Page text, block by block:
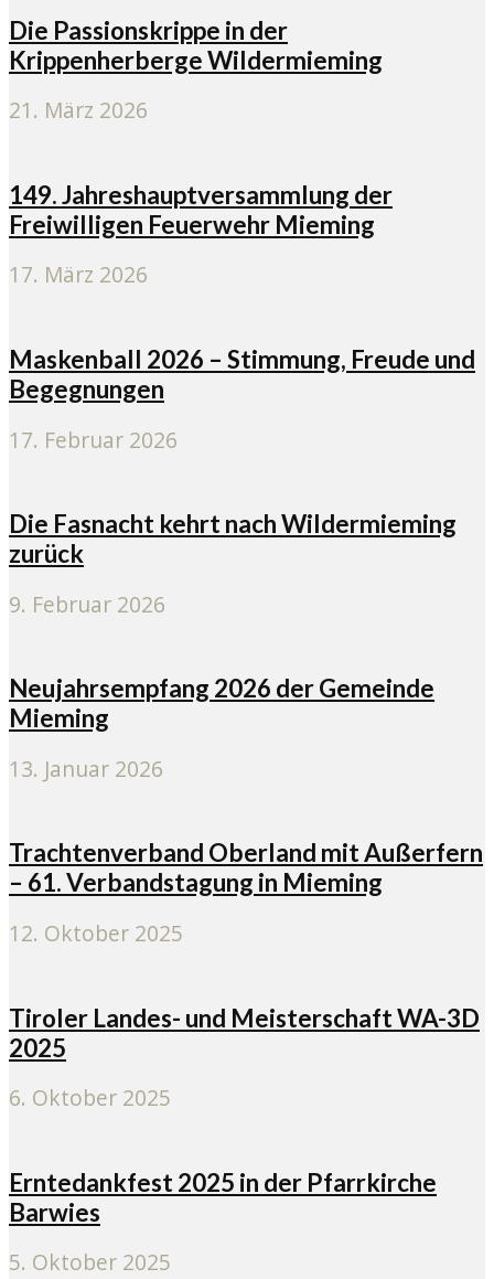
Die Passionskrippe in der
Krippenherberge Wildermieming
21. März 2026
149. Jahreshauptversammlung der
Freiwilligen Feuerwehr Mieming
17. März 2026
Maskenball 2026 – Stimmung, Freude und
Begegnungen
17. Februar 2026
Die Fasnacht kehrt nach Wildermieming
zurück
9. Februar 2026
Neujahrsempfang 2026 der Gemeinde
Mieming
13. Januar 2026
Trachtenverband Oberland mit Außerfern
– 61. Verbandstagung in Mieming
12. Oktober 2025
Tiroler Landes- und Meisterschaft WA-3D
2025
6. Oktober 2025
Erntedankfest 2025 in der Pfarrkirche
Barwies
5. Oktober 2025